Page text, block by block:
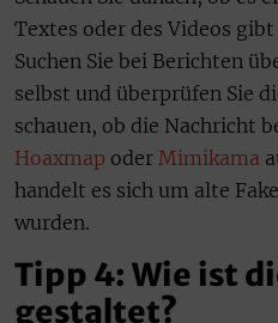
Textes oder des Videos
Suchen Sie bei Berichten
selbst und überprüfen Sie
schauen, ob die Nachricht
Hoaxmap oder Mimikama
handelt es sich um alte
wurden.
Tipp 4: Wie ist
gestaltet?